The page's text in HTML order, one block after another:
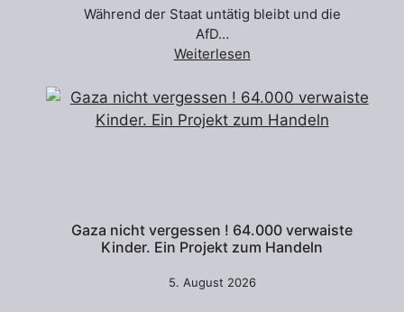
Während der Staat untätig bleibt und die
AfD…
Weiterlesen
Gaza nicht vergessen ! 64.000 verwaiste
Kinder. Ein Projekt zum Handeln
5. August 2026